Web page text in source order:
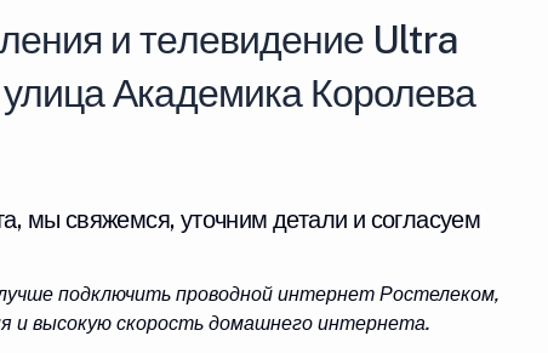
и телевидение Ultra
Академика Королева
мы свяжемся, уточним детали и согласуем
подключить проводной интернет Ростелеком,
и высокую скорость домашнего интернета.